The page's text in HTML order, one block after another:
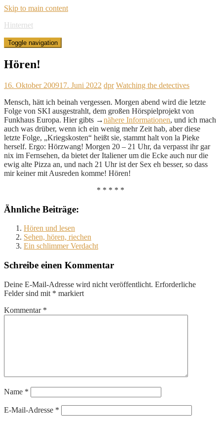
Skip to main content
Hinternet
Toggle navigation
Hören!
16. Oktober 200917. Juni 2022 dpr Watching the detectives
Mensch, hätt ich beinah vergessen. Morgen abend wird die letzte
Folge von SKI ausgestrahlt, dem großen Hörspielprojekt von
Funkhaus Europa. Hier gibts →nähere Informationen, und ich mach
auch was drüber, wenn ich ein wenig mehr Zeit hab, aber diese
letzte Folge, „Kriegskosten“ heißt sie, stammt halt von la Pieke
herself. Ergo: Hörzwang! Morgen 20 – 21 Uhr, da verpasst ihr gar
nix im Fernsehen, da bietet der Italiener um die Ecke auch nur die
ewig alte Pizza an, und nach 21 Uhr ist der Sex eh besser, so dass
mir keiner mit Ausreden komme! Hören!
* * * * *
Ähnliche Beiträge:
Hören und lesen
Sehen, hören, riechen
Ein schlimmer Verdacht
Schreibe einen Kommentar
Deine E-Mail-Adresse wird nicht veröffentlicht. Erforderliche
Felder sind mit * markiert
Kommentar *
Name *
E-Mail-Adresse *